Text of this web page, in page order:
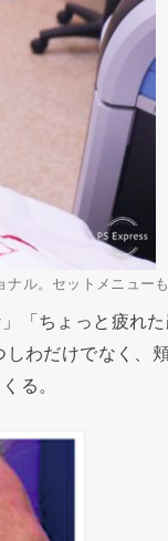
ル。セットメニューも
「ちょっと疲れた
わだけでなく、
る。